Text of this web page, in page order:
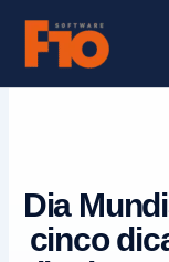
conteúdo
Dia
cinco